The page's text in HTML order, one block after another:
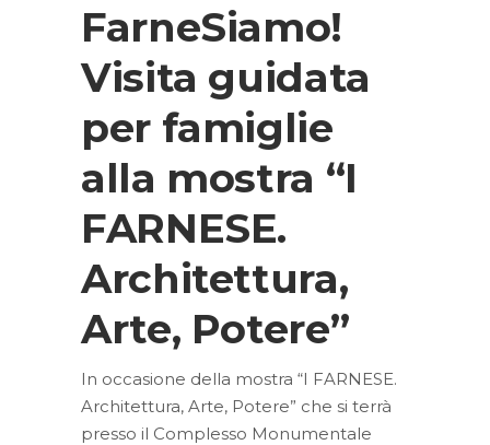
FarneSiamo!
Visita guidata
per famiglie
alla mostra “I
FARNESE.
Architettura,
Arte, Potere”
In occasione della mostra “I FARNESE.
Architettura, Arte, Potere” che si terrà
presso il Complesso Monumentale